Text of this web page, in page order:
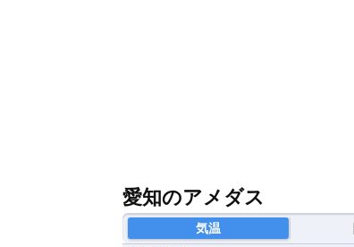
愛知のアメダス
気温